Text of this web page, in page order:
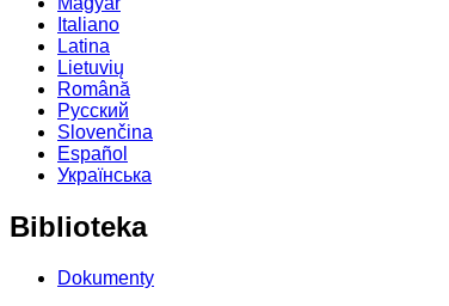
Italiano
Latina
Lietuvių
Română
Русский
Slovenčina
Español
Українська
Biblioteka
Dokumenty